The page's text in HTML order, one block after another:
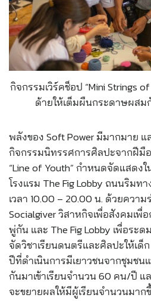
กิจกรรมเวิร์คช็อป “Mini Strings
ด้ายให้เต็มผืนกระดาษผสม
พลังของ Soft Power มีมากมาย
กิจกรรมนิทรรศการศิลปะจากฝีมื
“Line of Youth” กำหนดจัดแสดง
โรงแรม The Fig Lobby ถนนริมท
เวลา 10.00 – 20.00 น. ด้วยควา
Socialgiver วิสาหกิจเพื่อสังคมเพื่
พู่กัน และ The Fig Lobby เพื่อระ
จัดวิชาเรียนดนตรีและศิลปะให้เด็
ปีที่ดำเนินการมีเยาวชนจากชุมช
กันมาเข้าเรียนจำนวน 60 คน/ปี
จะขยายผลให้มีผู้เรียนจำนวนมาก